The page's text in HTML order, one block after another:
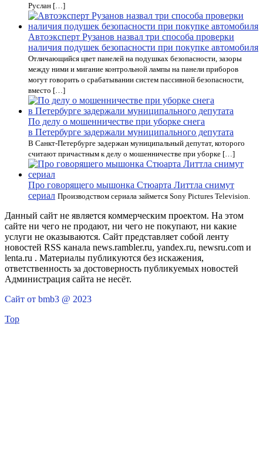
Руслан […]
Автоэксперт Рузанов назвал три способа проверки
наличия подушек безопасности при покупке автомобиля
Отличающийся цвет панелей на подушках безопасности, зазоры
между ними и мигание контрольной лампы на панели приборов
могут говорить о срабатывании систем пассивной безопасности,
вместо […]
По делу о мошенничестве при уборке снега
в Петербурге задержали муниципального депутата
В Санкт-Петербурге задержан муниципальный депутат, которого
считают причастным к делу о мошенничестве при уборке […]
Про говорящего мышонка Стюарта Литтла снимут
сериал Производством сериала займется Sony Pictures Television.
Данный сайт не является коммерческим проектом. На этом
сайте ни чего не продают, ни чего не покупают, ни какие
услуги не оказываются. Сайт представляет собой ленту
новостей RSS канала news.rambler.ru, yandex.ru, newsru.com и
lenta.ru . Материалы публикуются без искажения,
ответственность за достоверность публикуемых новостей
Администрация сайта не несёт.
Сайт от bmb3 @ 2023
Top